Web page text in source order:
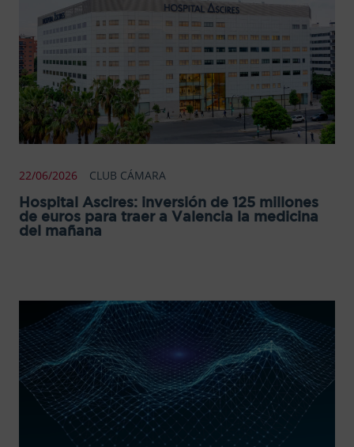
22/06/2026 CLUB CÁMARA
Hospital Ascires: inversión de 125 millones
de euros para traer a Valencia la medicina
del mañana